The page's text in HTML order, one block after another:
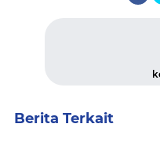
Berita Terkait